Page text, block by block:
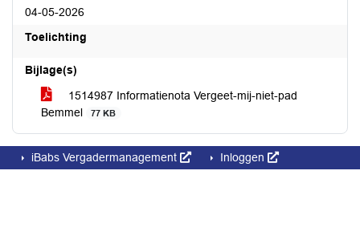
04-05-2026
Toelichting
Bijlage(s)
1514987 Informatienota Vergeet-mij-niet-pad
Bemmel
77 KB
iBabs Vergadermanagement Inloggen